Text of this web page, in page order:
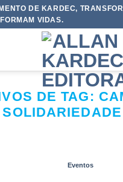
DE KARDEC,
VIDAS.
DE TAG:
Eventos